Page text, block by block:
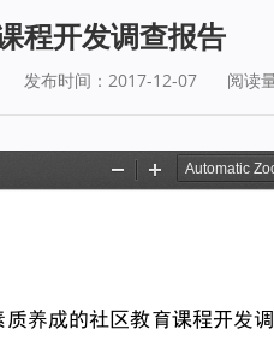
程开发调查报告
发布时间：2017-12-07 阅读